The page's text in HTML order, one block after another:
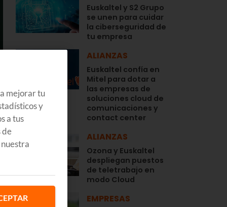
Euskaltel y S2 Grupo
se unen para cuidar
la ciberseguridad de
tu empresa
ALIANZAS
Euskaltel confía en
Mitel para dotar a
las empresas de
soluciones cloud de
comunicaciones y
contact center
ALIANZAS
Ozona y Euskaltel
despliegan puestos
de teletrabajo en
modo Cloud
EMPRESAS
mejorar tu
y
a tus
de